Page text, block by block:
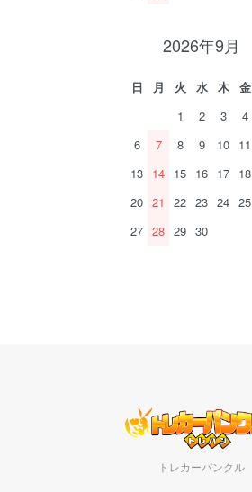
2026年9月
日 月 火 水 木 金
1
2 3 4
6
7 8 9 10 11
13 14 15 16 17 18
20 21 22 23 24 25
27 28 29 30
トレカーバンクル